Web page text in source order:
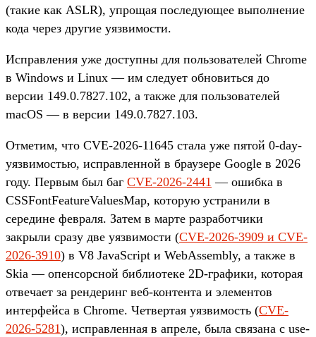
(такие как ASLR), упрощая последующее выполнение
кода через другие уязвимости.
Исправления уже доступны для пользователей Chrome
в Windows и Linux — им следует обновиться до
версии 149.0.7827.102, а также для пользователей
macOS — в версии 149.0.7827.103.
Отметим, что CVE-2026-11645 стала уже пятой 0-day-
уязвимостью, исправленной в браузере Google в 2026
году. Первым был баг CVE-2026-2441 — ошибка в
CSSFontFeatureValuesMap, которую устранили в
середине февраля. Затем в марте разработчики
закрыли сразу две уязвимости (CVE-2026-3909 и CVE-
2026-3910) в V8 JavaScript и WebAssembly, а также в
Skia — опенсорсной библиотеке 2D-графики, которая
отвечает за рендеринг веб-контента и элементов
интерфейса в Chrome. Четвертая уязвимость (CVE-
2026-5281), исправленная в апреле, была связана с use-